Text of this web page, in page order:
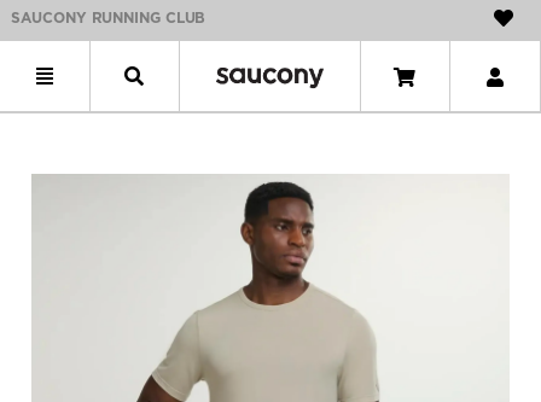
SAUCONY RUNNING CLUB